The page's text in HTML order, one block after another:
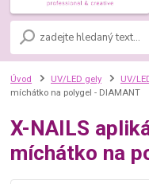
Úvod UV/LED gely UV/
míchátko na polygel - DIAMANT
X-NAILS
míchátko na